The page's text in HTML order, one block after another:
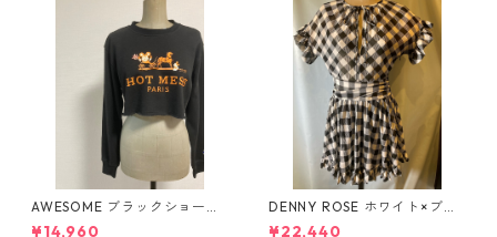
AWESOME ブラックショート
丈プリント切りっぱなしトレ
¥14,960
DENNY ROSE ホワイト×ブラ
ックチェック柄シフォンミニ
¥22,440